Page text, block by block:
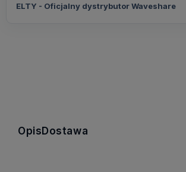
ELTY - Oficjalny dystrybutor Waveshare
OpisDostawa